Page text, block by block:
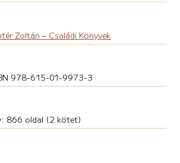
Zoltán – Családi Könyvek
978-615-01-9973-3
866 oldal (2 kötet)